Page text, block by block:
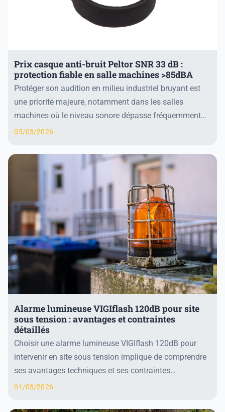
Prix casque anti-bruit Peltor SNR 33 dB :
protection fiable en salle machines >85dBA
Protéger son audition en milieu industriel bruyant est
une priorité majeure, notamment dans les salles
machines où le niveau sonore dépasse fréquemment
85 dBA. Le casque anti-bruit 3M Peltor X4, avec ...
05/03/2026
Alarme lumineuse VIGIflash 120dB pour site
sous tension : avantages et contraintes
détaillés
Choisir une alarme lumineuse VIGIflash 120dB pour
intervenir en site sous tension implique de comprendre
ses avantages techniques et ses contraintes
spécifiques. Cette alarme combine une puissance son...
01/03/2026